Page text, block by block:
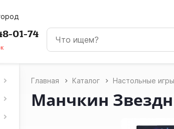
01-74
Главная Каталог Настольные игры
Манчкин